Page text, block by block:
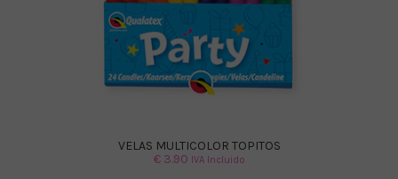
VELAS MULTICOLOR TOPITOS
€3.90 IVA Incluido